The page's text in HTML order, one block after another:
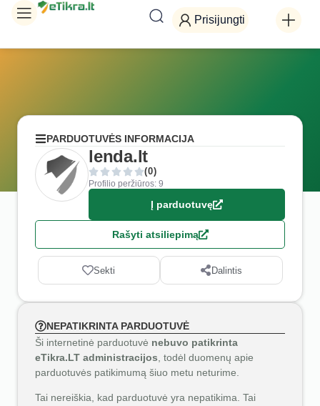
Prisijungti
PARDUOTUVĖS INFORMACIJA
lenda.lt
(0)
Profilio peržiūros: 9
Į parduotuvę
Rašyti atsiliepimą
Sekti Dalintis
NEPATIKRINTA PARDUOTUVĖ
Ši internetinė parduotuvė nebuvo patikrinta
eTikra.LT administracijos , todėl duomenų apie
parduotuvės patikimumą šiuo metu neturime.
Tai nereiškia, kad parduotuvė yra nepatikima. Tai